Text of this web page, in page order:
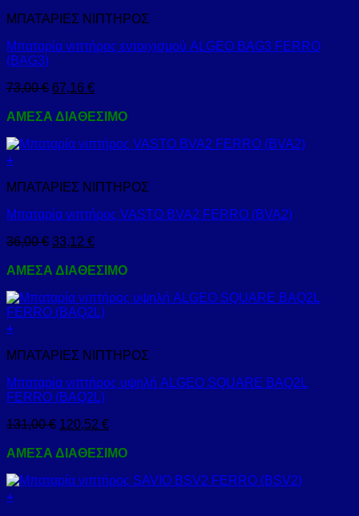
ΜΠΑΤΑΡΙΕΣ ΝΙΠΤΗΡΟΣ
Μπαταρία νιπτήρος εντοιχισμού ALGEO BAG3 FERRO
(BAG3)
73,00€ 67,16 €
ΑΜΕΣΑ ΔΙΑΘΕΣΙΜΟ
+
ΜΠΑΤΑΡΙΕΣ ΝΙΠΤΗΡΟΣ
Μπαταρία νιπτήρος VASTO BVA2 FERRO (BVA2)
36,00€ 33,12 €
ΑΜΕΣΑ ΔΙΑΘΕΣΙΜΟ
+
ΜΠΑΤΑΡΙΕΣ ΝΙΠΤΗΡΟΣ
Μπαταρία νιπτήρος υψηλή ALGEO SQUARE BAQ2L
FERRO (BAQ2L)
131,00€ 120,52 €
ΑΜΕΣΑ ΔΙΑΘΕΣΙΜΟ
+